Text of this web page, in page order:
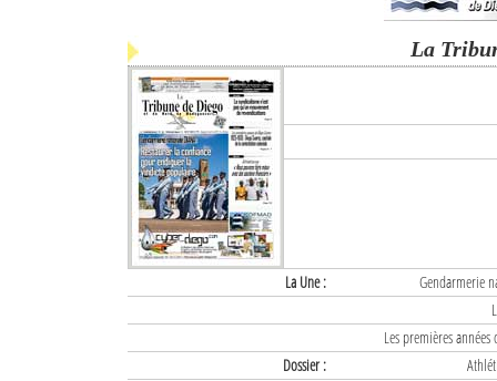
La
La Une :
Gendarmerie
Les premières
Dossier :